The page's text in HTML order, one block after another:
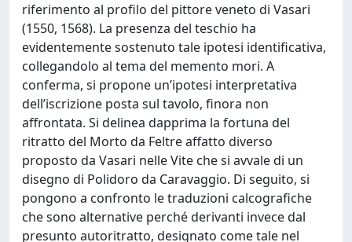
riferimento al profilo del pittore veneto di Vasari
(1550, 1568). La presenza del teschio ha
evidentemente sostenuto tale ipotesi identificativa,
collegandolo al tema del memento mori. A
conferma, si propone un’ipotesi interpretativa
dell’iscrizione posta sul tavolo, finora non
affrontata. Si delinea dapprima la fortuna del
ritratto del Morto da Feltre affatto diverso
proposto da Vasari nelle Vite che si avvale di un
disegno di Polidoro da Caravaggio. Di seguito, si
pongono a confronto le traduzioni calcografiche
che sono alternative perché derivanti invece dal
presunto autoritratto, designato come tale nel